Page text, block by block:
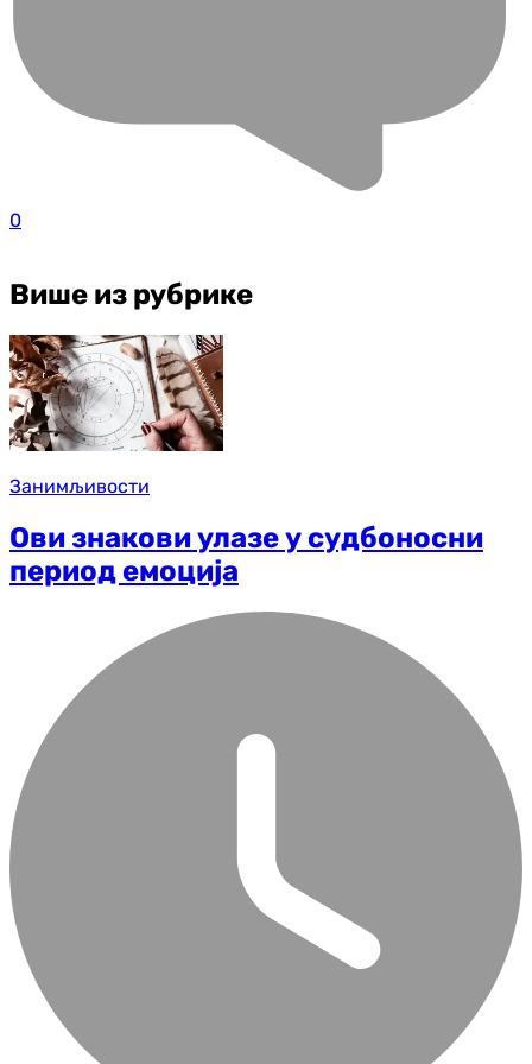
0
Више из рубрике
Занимљивости
Ови знакови улазе у судбоносни
период емоција